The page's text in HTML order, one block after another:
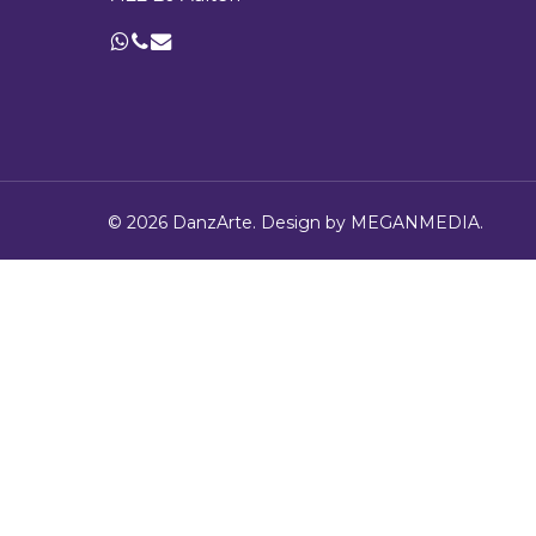
© 2026 DanzArte. Design by MEGANMEDIA.